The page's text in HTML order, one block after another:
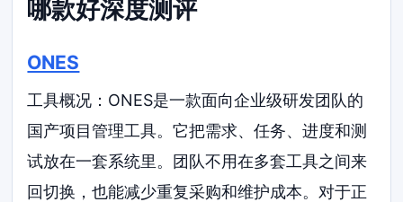
哪款好深度测评
ONES
工具概况：ONES是一款面向企业级研发团队的
国产项目管理工具。它把需求、任务、进度和测
试放在一套系统里。团队不用在多套工具之间来
回切换，也能减少重复采购和维护成本。对于正